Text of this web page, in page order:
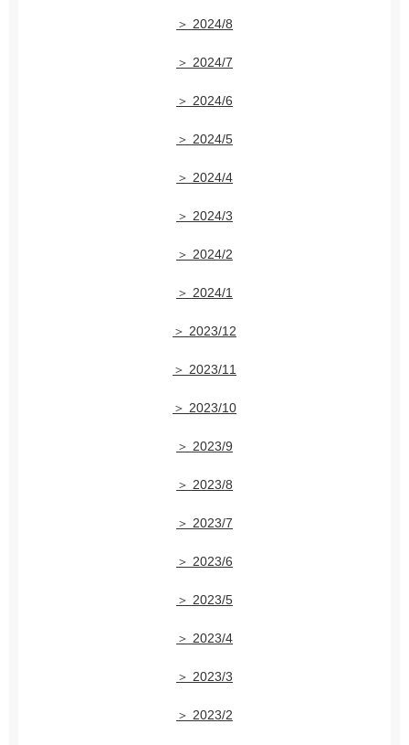
＞ 2024/8
＞ 2024/7
＞ 2024/6
＞ 2024/5
＞ 2024/4
＞ 2024/3
＞ 2024/2
＞ 2024/1
＞ 2023/12
＞ 2023/11
＞ 2023/10
＞ 2023/9
＞ 2023/8
＞ 2023/7
＞ 2023/6
＞ 2023/5
＞ 2023/4
＞ 2023/3
＞ 2023/2